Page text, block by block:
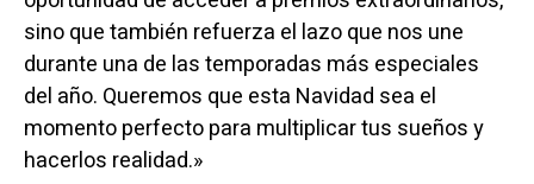
sino que también refuerza el lazo que nos une
durante una de las temporadas más especiales
del año. Queremos que esta Navidad sea el
momento perfecto para multiplicar tus sueños y
hacerlos realidad.»